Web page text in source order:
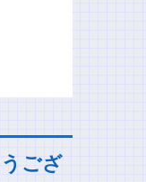
ござ